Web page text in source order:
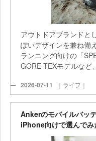
アウトドアブランドと
ぽいデザインを兼ね備
ランニング向けの「
GORE-TEXモデルなど
2026-07-11 ｜ライフ｜
Ankerのモバイルバッ
iPhone向けで選んでみ